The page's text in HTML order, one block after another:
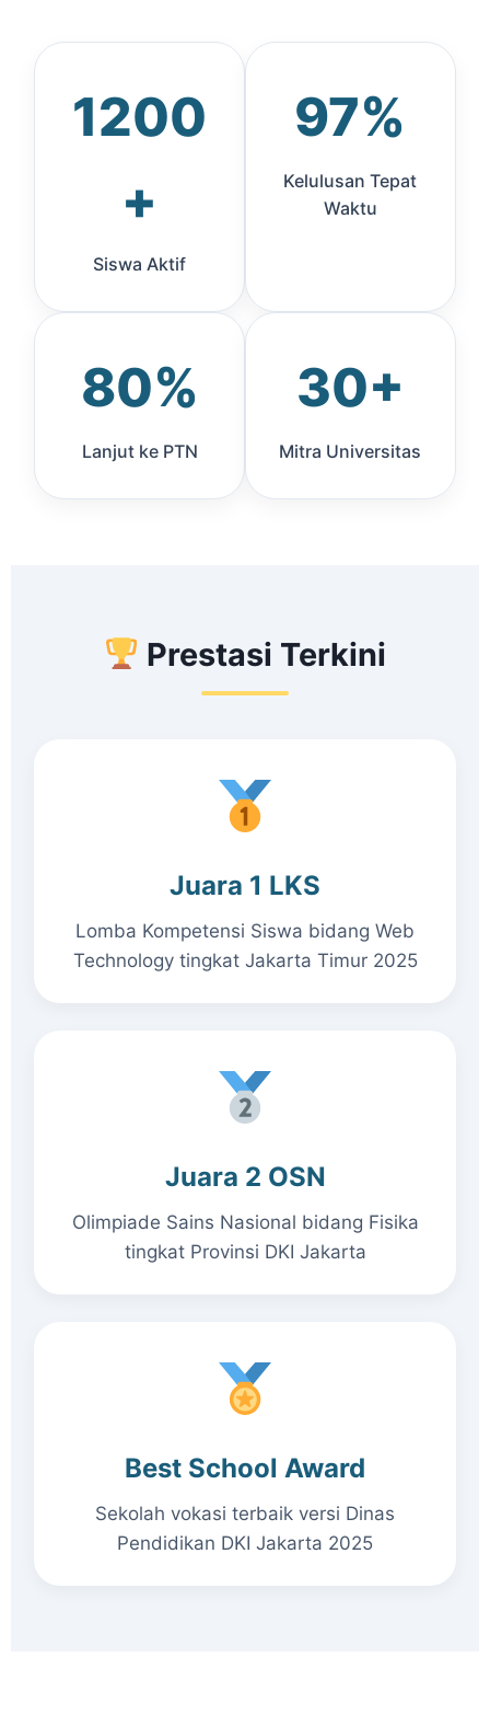
1200
+
Siswa Aktif
97%
Kelulusan Tepat
Waktu
80%
Lanjut ke PTN
30+
Mitra Universitas
Prestasi Terkini
Juara 1 LKS
Lomba Kompetensi Siswa bidang Web
Technology tingkat Jakarta Timur 2025
Juara 2 OSN
Olimpiade Sains Nasional bidang Fisika
tingkat Provinsi DKI Jakarta
Best School Award
Sekolah vokasi terbaik versi Dinas
Pendidikan DKI Jakarta 2025